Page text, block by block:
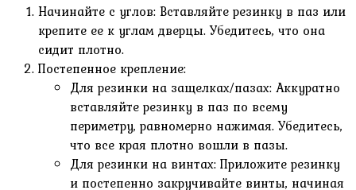
Начинайте с углов: Вставляйте резинку в паз или
крепите ее к углам дверцы. Убедитесь, что она
сидит плотно.
Постепенное крепление:
Для резинки на защелках/пазах: Аккуратно
вставляйте резинку в паз по всему
периметру, равномерно нажимая. Убедитесь,
что все края плотно вошли в пазы.
Для резинки на винтах: Приложите резинку
и постепенно закручивайте винты, начиная